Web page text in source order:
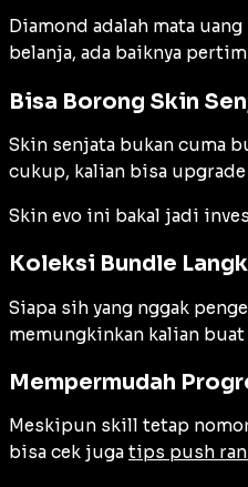
Diamond adalah mata
belanja, ada baiknya
Bisa Borong Skin
Skin senjata bukan cuma
cukup, kalian bisa
Skin evo ini bakal jadi
Koleksi Bundle
Siapa sih yang nggak
memungkinkan kalian
Mempermudah
Meskipun skill tetap
bisa cek juga tips push